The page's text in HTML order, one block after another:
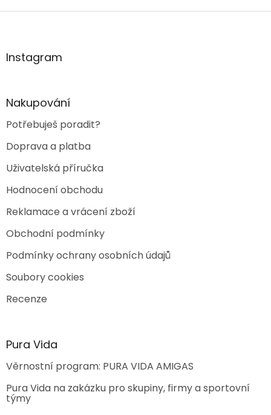
Z
aInstagram
Nakupování
Potřebuješ poradit?
Doprava a platba
Uživatelská příručka
Hodnocení obchodu
Reklamace a vrácení zboží
Obchodní podmínky
Podmínky ochrany osobních údajů
Soubory cookies
Recenze
Pura Vida
Věrnostní program: PURA VIDA AMIGAS
Pura Vida na zakázku pro skupiny, firmy a sportovní
týmy